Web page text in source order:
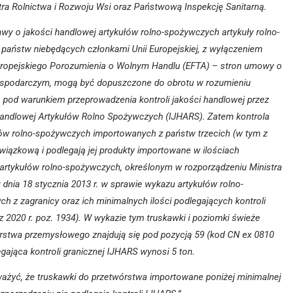
Rolnictwa i Rozwoju Wsi oraz Państwową Inspekcję Sanitarną.
o jakości handlowej artykułów rolno-spożywczych artykuły rolno-
niebędących członkami Unii Europejskiej, z wyłączeniem
Porozumienia o Wolnym Handlu (EFTA) – stron umowy o
mogą być dopuszczone do obrotu w rozumieniu
warunkiem przeprowadzenia kontroli jakości handlowej przez
Artykułów Rolno Spożywczych (IJHARS). Zatem kontrola
rolno-spożywczych importowanych z państw trzecich (w tym z
i podlegają jej produkty importowane w ilościach
rolno-spożywczych, określonym w rozporządzeniu Ministra
18 stycznia 2013 r. w sprawie wykazu artykułów rolno-
z zagranicy oraz ich minimalnych ilości podlegających kontroli
2020 r. poz. 1934). W wykazie tym truskawki i poziomki świeże
przemysłowego znajdują się pod pozycją 59 (kod CN ex 0810
kontroli granicznej IJHARS wynosi 5 ton.
że truskawki do przetwórstwa importowane poniżej minimalnej